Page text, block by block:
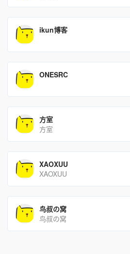
ikun博客
ONESRC
方室
方室
XAOXUU
XAOXUU
鸟叔の窝
鸟叔の窝